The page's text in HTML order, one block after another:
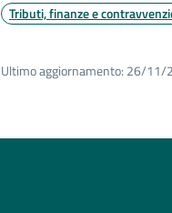
Tributi, finanze e
Ultimo aggiornamento: 26/11/